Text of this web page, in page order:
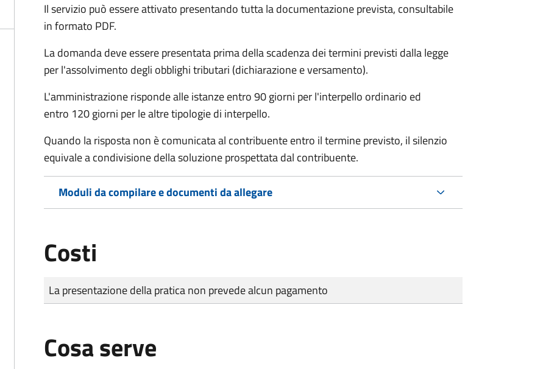
Il servizio può essere attivato presentando tutta la documentazione prevista, consultabile
in formato PDF.
La domanda deve essere presentata prima della scadenza dei termini previsti dalla legge
per l'assolvimento degli obblighi tributari (dichiarazione e versamento).
L'amministrazione risponde alle istanze entro 90 giorni per l'interpello ordinario ed
entro 120 giorni per le altre tipologie di interpello.
Quando la risposta non è comunicata al contribuente entro il termine previsto, il silenzio
equivale a condivisione della soluzione prospettata dal contribuente.
Moduli da compilare e documenti da allegare
Costi
Tipo di pagamento
Importo
La presentazione della pratica non prevede alcun pagamento
Cosa serve